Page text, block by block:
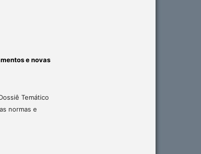
e novas
Temático
normas e